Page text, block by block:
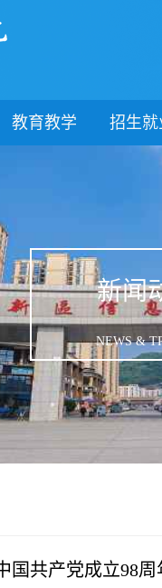
教育教学
教学通知
教学动态
实践教学
专业建设
课程建设
教学改革
学术交流
招生就
新闻
NEWS &
国共产党成立98周